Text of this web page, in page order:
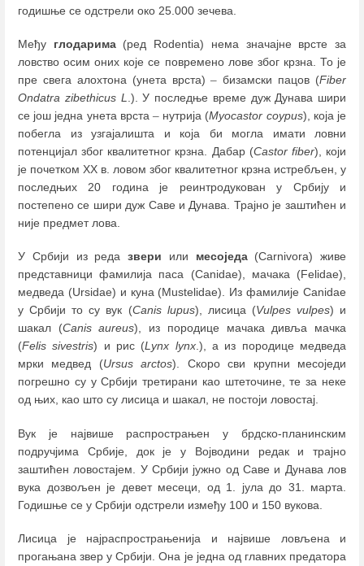
годишње се одстрели око 25.000 зечева.
Међу глодарима(ред Rodentia) нема значајне врсте за
ловство осим оних које се повремено лове због крзна. То je
пре свега алохтона (унета врста)– бизамски пацов (Fiber
Ondatra zibethicus L .). У последње време дуж Дунава шири
се још једна унета врста – нутрија (Myocastor coypus), која је
побегла из узгајалишта и која би могла имати ловни
потенцијал због квалитетног крзна. Дабар (Castor fiber), који
је почетком ХХ в. ловом због квалитетног крзна истребљен, у
последњих 20 година је реинтродукован у Србију и
постепено се шири дуж Саве и Дунава. Трајно је заштићен и
није предмет лова.
У Србији из реда звери или месоједа(Carnivora) живе
представници фамилија паса (Canidae), мачака (Felidаe),
медведа (Ursidae) и куна (Mustelidae). Из фамилије Canidae
у Србији то су вук (Canis lupus), лисица (Vulpes vulpes) и
шакал (Canis aureus), из породице мачака дивља мачка
(Felis sivestris) и рис (Lynx lynx.), а из породице медведа
мрки медвед (Ursus arctos). Скоро сви крупни месоједи
погрешно су у Србији третирани као штеточине, те за неке
од њих, као што су лисица и шакал, не постоји ловостај.
Вук је највише распрострањен у брдско-планинским
подручјима Србије, док је у Војводини редак и трајно
заштићен ловостајем. У Србији јужно од Саве и Дунава лов
вука дозвољен је девет месеци, од 1. јула до 31. марта.
Годишње се у Србији одстрели између 100 и 150 вукова.
Лисица је најраспрострањенија и највише ловљена и
прогањана звер у Србији. Она је једна од главних предатора